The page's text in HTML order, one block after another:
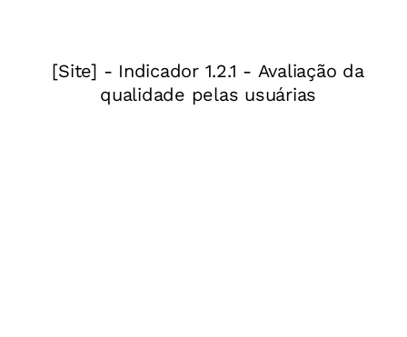
inevitavelmente reflete sobre o processo. Na
sala de aula, nem sempre é possível olhar para